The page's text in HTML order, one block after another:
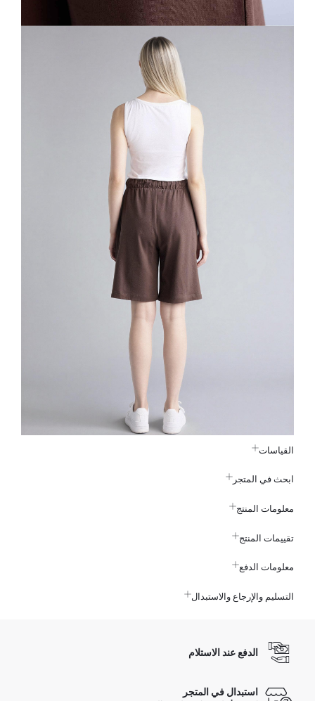
القياسات
ابحث في المتجر
معلومات المنتج
تقييمات المنتج
معلومات الدفع
التسليم والإرجاع والاستبدال
الدفع عند الاستلام
استبدال في المتجر